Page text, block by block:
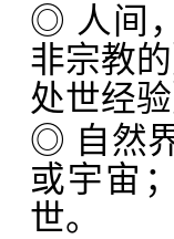
◎ 人间
非宗教
处世经
◎ 自然
或宇宙
世。